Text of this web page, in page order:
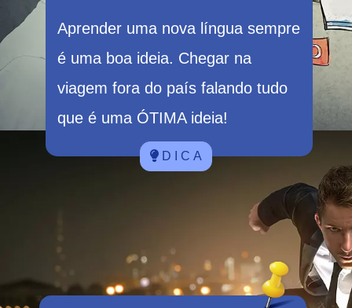
Aprender uma nova língua sempre
é uma boa ideia. Chegar na
viagem fora do país falando tudo
que é uma ÓTIMA ideia!
D I C A